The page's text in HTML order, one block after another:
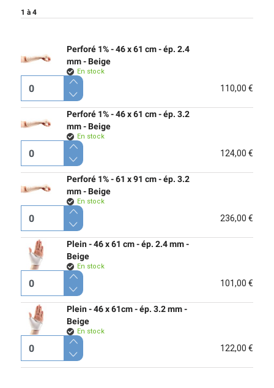
1 à 4
Perforé 1% - 46 x 61 cm - ép. 2.4
mm - Beige
En stock
110,00 €
Perforé 1% - 46 x 61 cm - ép. 3.2
mm - Beige
En stock
124,00 €
Perforé 1% - 61 x 91 cm - ép. 3.2
mm - Beige
En stock
236,00 €
Plein - 46 x 61 cm - ép. 2.4 mm -
Beige
En stock
101,00 €
Plein - 46 x 61cm - ép. 3.2 mm -
Beige
En stock
122,00 €